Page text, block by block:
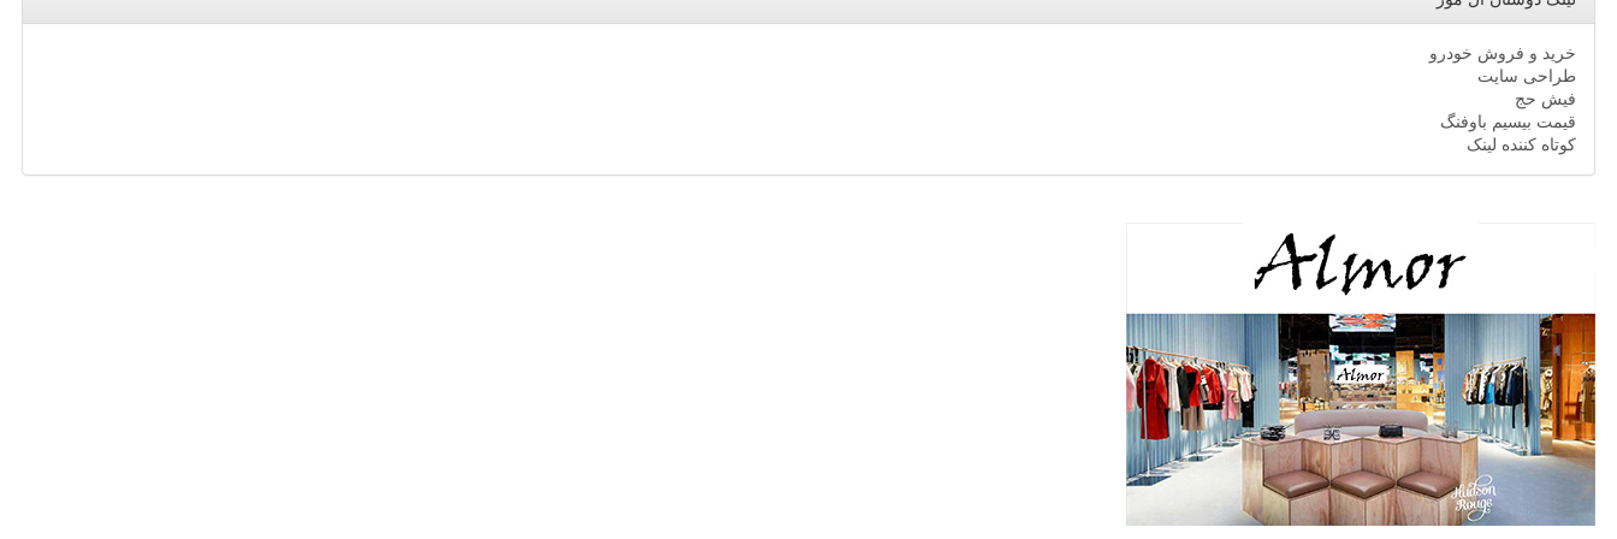
خرید و فروش خودرو
طراحی سایت
فیش حج
قیمت بیسیم باوفنگ
کوتاه کننده لینک